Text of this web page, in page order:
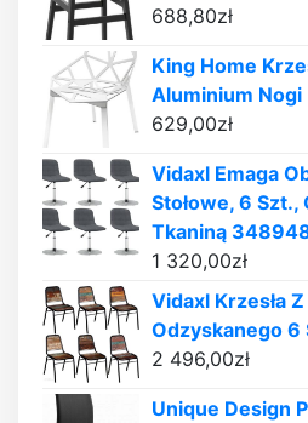
688,80zł
King Home
Aluminium Nogi
629,00zł
Vidaxl Emaga
Stołowe, 6
Tkaniną
1 320,00zł
Vidaxl Krzesła
Odzyskanego 6
2 496,00zł
Unique Design